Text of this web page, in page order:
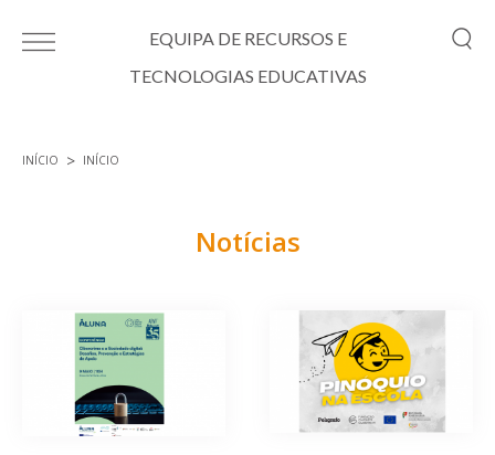
EQUIPA DE RECURSOS E
TECNOLOGIAS EDUCATIVAS
INÍCIO INÍCIO
Notícias
Páginas